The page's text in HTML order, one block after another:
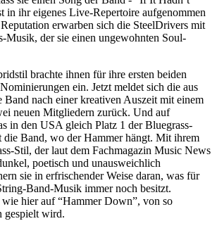
in ihr eigenes Live-Repertoire aufgenommen
erwarben sich die SteelDrivers mit
Musik, der sie einen ungewohnten Soul-
brachte ihnen für ihre ersten beiden
ein. Jetzt meldet sich die aus
Band nach einer kreativen Auszeit mit einem
neuen Mitgliedern zurück. Und auf
in den USA gleich Platz 1 der Bluegrass-
die Band, wo der Hammer hängt. Mit ihrem
Stil, der laut dem Fachmagazin Music News
poetisch und unausweichlich
sie in erfrischender Weise daran, was für
Band-Musik immer noch besitzt.
hier auf “Hammer Down”, von so
gespielt wird.